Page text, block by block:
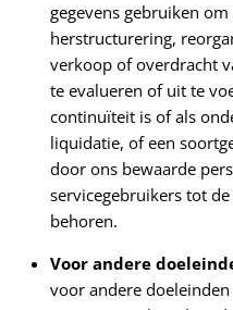
gegevens gebruiken
herstructurering,
verkoop of overdracht
te evalueren of uit te
continuïteit is of als
liquidatie, of een
door ons bewaarde
servicegebruikers tot
behoren.
Voor andere
voor andere